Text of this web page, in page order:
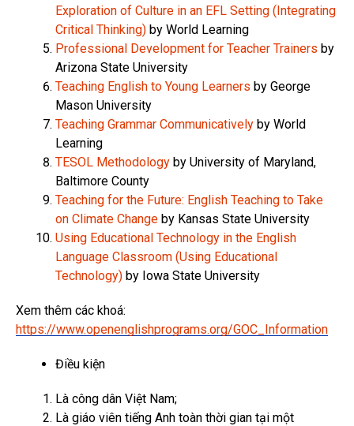
Exploration of Culture in an EFL Setting (Integrating
Critical Thinking) by World Learning
Professional Development for Teacher Trainers by
Arizona State University
Teaching English to Young Learners by George
Mason University
Teaching Grammar Communicatively by World
Learning
TESOL Methodology by University of Maryland,
Baltimore County
Teaching for the Future: English Teaching to Take
on Climate Change by Kansas State University
Using Educational Technology in the English
Language Classroom (Using Educational
Technology) by Iowa State University
Xem thêm các khoá:
https://www.openenglishprograms.org/GOC_Information
Điều kiện
Là công dân Việt Nam;
Là giáo viên tiếng Anh toàn thời gian tại một